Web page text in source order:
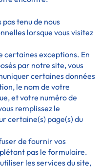
tenu de nous
lorsque vous visitez
certaines exceptions. En
par notre site, vous
certaines données
le nom de votre
et votre numéro de
remplissez le
certaine(s) page(s) du
de fournir vos
pas le formulaire.
les services du site,